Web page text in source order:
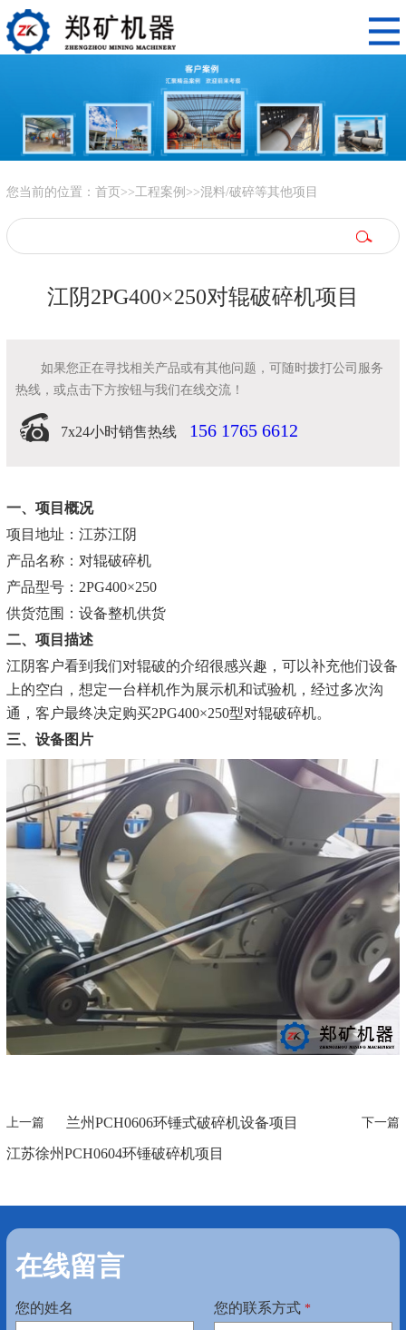
您当前的位置： 首页>>工程案例 >>混料/破碎等其他项目
江阴2PG400×250对辊破碎机项目
如果您正在寻找相关产品或有其他问题，可随时拨打公司服务
热线，或点击下方按钮与我们在线交流！
7x24小时销售热线 156 1765 6612
一、项目概况
项目地址：江苏江阴
产品名称：对辊破碎机
产品型号：2PG400×250
供货范围：设备整机供货
二、项目描述
江阴客户看到我们对辊破的介绍很感兴趣，可以补充他们设备
上的空白，想定一台样机作为展示机和试验机，经过多次沟
通，客户最终决定购买2PG400×250型对辊破碎机。
三、设备图片
上一篇 兰州PCH0606环锤式破碎机设备项目 下一篇
江苏徐州PCH0604环锤破碎机项目
在线留言
您的姓名 您的联系方式*